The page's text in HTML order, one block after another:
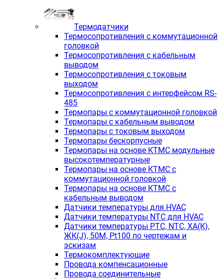
Термодатчики
Термосопротивления с коммутационной
головкой
Термосопротивления с кабельным
выводом
Термосопротивления с токовым
выходом
Термосопротивления с интерфейсом RS-
485
Термопары с коммутационной головкой
Термопары с кабельным выводом
Термопары с токовым выходом
Термопары бескорпусные
Термопары на основе КТМС модульные
высокотемпературные
Термопары на основе КТМС с
коммутационной головкой
Термопары на основе КТМС с
кабельным выводом
Датчики температуры для HVAC
Датчики температуры NTC для HVAC
Датчики температуры PTС, NTC, ХА(К),
ЖК(J), 50М, Pt100 по чертежам и
эскизам
Термокомплектующие
Провода компенсационные
Провода соединительные